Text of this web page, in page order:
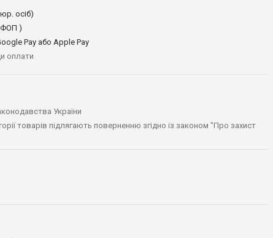
осіб)
ФОП )
Pay або Apple Pay
оплати
України
товарів підлягають поверненню згідно із законом "Про захист